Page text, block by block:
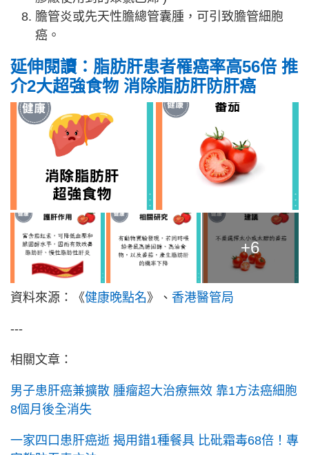
膽管炎或先天性膽總管囊腫，可引致膽管細胞
癌。
延伸閱讀：脂肪肝患者罹癌率高56倍 推
介2大超強食物 消除脂肪肝防肝癌
+6
資料來源：《健康晚點名》、 香港醫管局
---
相關文章：
男子患肝癌兼擴散 腫瘤超大治療無效 靠1方法癌細胞
8個月後全消失
一家四口患肝癌逝 揭用錯1種餐具 比砒霜毒68倍！專